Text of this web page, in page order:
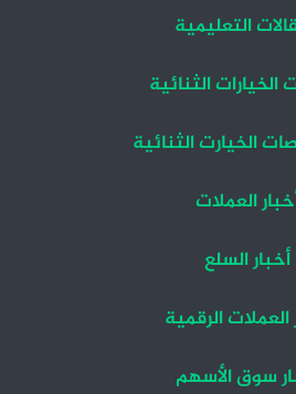
التعليمية
الثنائية
الخيارت الثنائية
العملات
أخبار السلع
العملات الرقمية
سوق الأسهم